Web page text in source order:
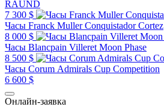
RAUND
7 300 $
Часы Franck Muller Conquistador Cortez
8 000 $
Часы Blancpain Villeret Moon Phase
8 500 $
Часы Corum Admirals Cup Competition
6 600 $
Онлайн-заявка